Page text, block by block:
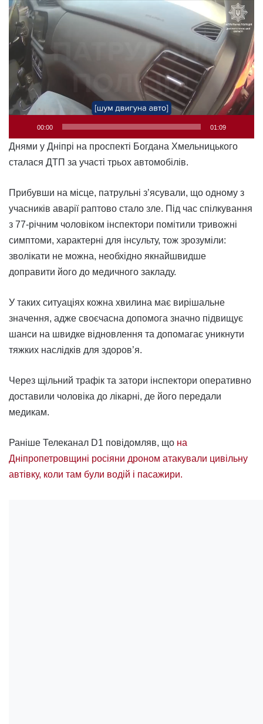
Відеопрогравач
00:00 01:09
Днями у Дніпрі на проспекті Богдана Хмельницького
сталася ДТП за участі трьох автомобілів.
Прибувши на місце, патрульні з’ясували, що одному з
учасників аварії раптово стало зле. Під час спілкування
з 77-річним чоловіком інспектори помітили тривожні
симптоми, характерні для інсульту, тож зрозуміли:
зволікати не можна, необхідно якнайшвидше
доправити його до медичного закладу.
У таких ситуаціях кожна хвилина має вирішальне
значення, адже своєчасна допомога значно підвищує
шанси на швидке відновлення та допомагає уникнути
тяжких наслідків для здоров’я.
Через щільний трафік та затори інспектори оперативно
доставили чоловіка до лікарні, де його передали
медикам.
Раніше Телеканал D1 повідомляв, що на
Дніпропетровщині росіяни дроном атакували цивільну
автівку, коли там були водій і пасажири.